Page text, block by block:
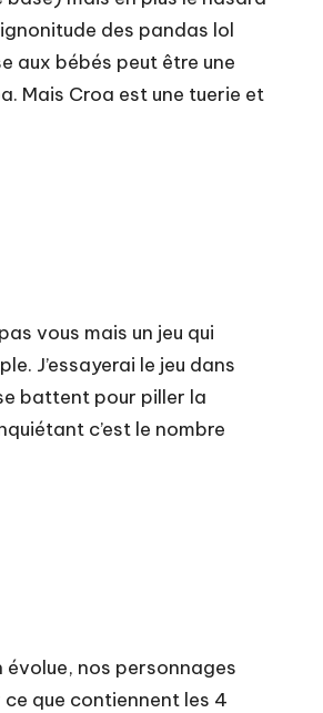
des pandas lol
aux bébés peut être une
Mais Croa est une tuerie et
vous mais un jeu qui
J’essayerai le jeu dans
battent pour piller la
c’est le nombre
évolue, nos personnages
que contiennent les 4